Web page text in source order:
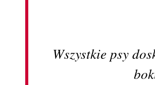
Wszystkie psy